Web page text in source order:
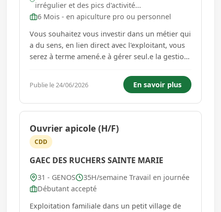
irrégulier et des pics d'activité...
6 Mois - en apiculture pro ou personnel
Vous souhaitez vous investir dans un métier qui
a du sens, en lien direct avec l'exploitant, vous
serez à terme amené.e à gérer seul.e la gestion
santé, à la rotation des reines...). Vous serez en
doublon pour les récoltes et les
transhumances. ...
Publie le 24/06/2026 En savoir plus
Ouvrier apicole (H/F)
CDD
GAEC DES RUCHERS SAINTE MARIE
31 - GENOS
35H/semaine Travail en journée
Débutant accepté
Exploitation familiale dans un petit village de